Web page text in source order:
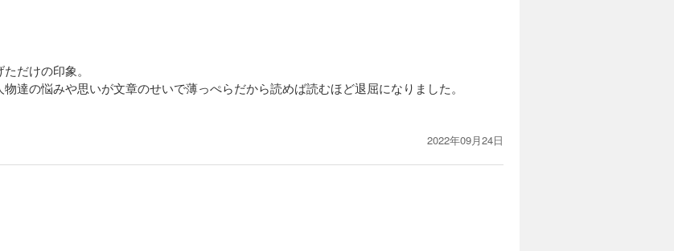
だけの印象。
達の悩みや思いが文章のせいで薄っぺらだから読めば読むほど退屈になりました。
2022年09月24日